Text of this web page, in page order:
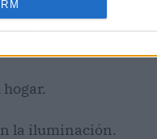
adecuada en
la iluminación.